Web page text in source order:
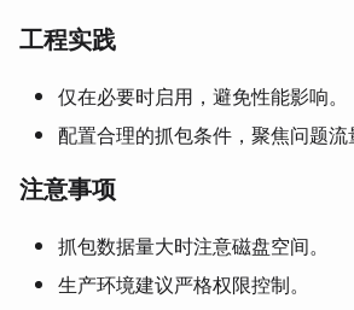
工程实践
仅在必要时启用，避免性能影响。
配置合理的抓包条件，聚焦问题流
注意事项
抓包数据量大时注意磁盘空间。
生产环境建议严格权限控制。